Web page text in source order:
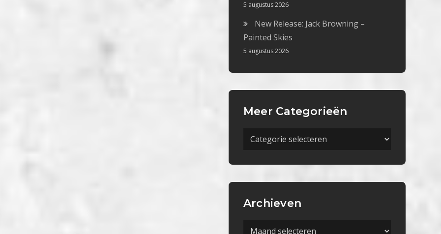
5 augustus 2026
New Release: Jack Browning –
Painted Skies
5 augustus 2026
Meer Categorieën
Meer
Archieven
Archieven